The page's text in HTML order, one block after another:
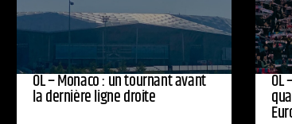
OL – Monaco : un tournant avant
la dernière ligne droite
OL